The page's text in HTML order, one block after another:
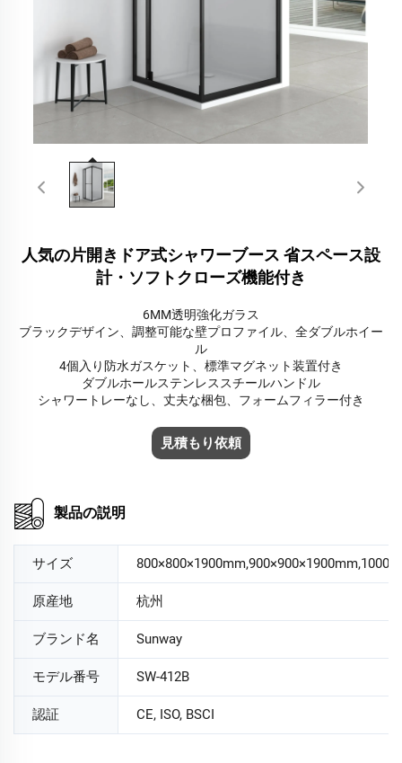
人気の片開きドア式シャワーブース 省スペース設
計・ソフトクローズ機能付き
6MM透明強化ガラス
ブラックデザイン、調整可能な壁プロファイル、全ダブルホイー
ル
4個入り防水ガスケット、標準マグネット装置付き
ダブルホールステンレススチールハンドル
シャワートレーなし、丈夫な梱包、フォームフィラー付き
見積もり依頼
製品の説明
サイズ
原産地 杭州
ブランド名 Sunway
モデル番号 SW-412B
認証 CE, ISO, BSCI